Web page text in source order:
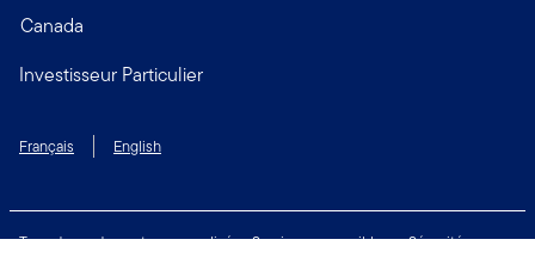
Canada
Investisseur Particulier
Français English
Taux de rendement personnalisé Services accessibles
Sécurité